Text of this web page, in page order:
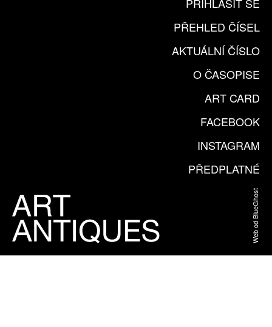
PŘEHLED ČÍSEL
AKTUÁLNÍ ČÍSLO
O ČASOPISE
ART CARD
FACEBOOK
INSTAGRAM
PŘEDPLATNÉ
Web od BlueGhost